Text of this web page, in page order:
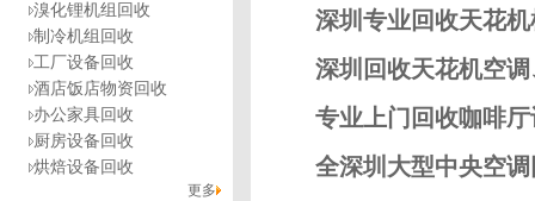
溴化锂机组回收
制冷机组回收
工厂设备回收
酒店饭店物资回收
办公家具回收
厨房设备回收
烘焙设备回收
更多
深圳专业回收天花
深圳回收天花机空
专业上门回收咖啡
全深圳大型中央空